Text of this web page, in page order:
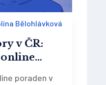
Bělohlávková
v ČR:
poraden v